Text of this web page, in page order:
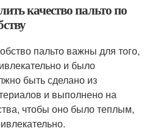
качество пальто по
пальто важны для того,
и было
быть сделано из
и выполнено на
чтобы оно было теплым,